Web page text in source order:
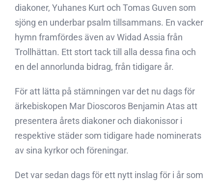
diakoner, Yuhanes Kurt och Tomas Guven som
sjöng en underbar psalm tillsammans. En vacker
hymn framfördes även av Widad Assia från
Trollhättan. Ett stort tack till alla dessa fina och
en del annorlunda bidrag, från tidigare år.
För att lätta på stämningen var det nu dags för
ärkebiskopen Mar Dioscoros Benjamin Atas att
presentera årets diakoner och diakonissor i
respektive städer som tidigare hade nominerats
av sina kyrkor och föreningar.
Det var sedan dags för ett nytt inslag för i år som